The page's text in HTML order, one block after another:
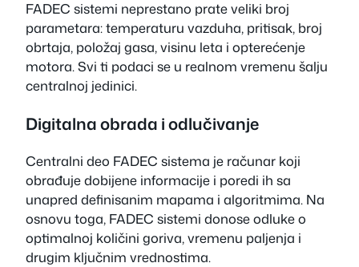
FADEC sistemi neprestano prate veliki broj
parametara: temperaturu vazduha, pritisak, broj
obrtaja, položaj gasa, visinu leta i opterećenje
motora. Svi ti podaci se u realnom vremenu šalju
centralnoj jedinici.
Digitalna obrada i odlučivanje
Centralni deo FADEC sistema je računar koji
obrađuje dobijene informacije i poredi ih sa
unapred definisanim mapama i algoritmima. Na
osnovu toga, FADEC sistemi donose odluke o
optimalnoj količini goriva, vremenu paljenja i
drugim ključnim vrednostima.